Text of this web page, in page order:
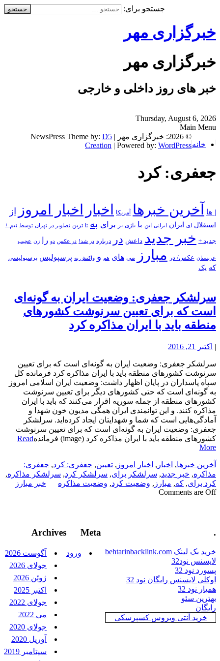
جستجو برای:
خبرگزاری مهر
خبرگزاری مهر
خبر های روز داخلی و خارجی
Thursday, August 6, 2026
Main Menu
خانه
جعفری: کرد
| ها آخرین خبرها آمریکا اخبار اخبار امروز از
استقلال ای ایران ایرانی این با بازی بر برای به تا ترین تصاویر در تهران توسط تیم +
جدید + خبر جدید داعش در درباره در شد! در عکس دو را زن عجیب
عربستان عکس/ در مبارز می های هم و واکنش به پرسپولیس پرسپولیسی
که یک
سرلشکر جعفری: وضعیت ایران به گونه‌ای
است که برای تعیین سرنوشت کشورهای
منطقه باید با ایران مذاکره کرد
| اکتبر 21, 2016
سرلشکر جعفری: وضعیت ایران به گونه‌ای است که برای تعیین
سرنوشت کشورهای منطقه باید با ایران مذاکره کرد فرمانده کل
سپاه پاسداران در پایان اظهار داشت: وضعیت ایران اسلامی امروز
به گونه‌ای است که حتی کشورهای دیگر برای تعیین سرنوشت
کشورهای منطقه از جمله سوریه اقرار می‌کنند که باید با ایران
مذاکره کنند. و این توانمندی ایران همگی مدیون خون شهدا و
آمادگی‌هایی است که شما و شهدایتان ایجاد کرده‌اید. سرلشکر
جعفری: وضعیت ایران به گونه‌ای است که برای تعیین سرنوشت
کشورهای منطقه باید با ایران مذاکره کرد (image) فرمانده
Read
More
آخرین خبرها, اخبار , اخبار امروز , تعیین, جعفری: کرد, جعفری:
مذاکره, خبر جدید, سرلشکر برای, سرلشکر کرد, سرلشکر مذاکره,
کرد برای, که, مبارز , وضعیت کرد, وضعیت مذاکره
خبر مبارز
Comments are Off
Archives
آگوست 2026
جولای 2026
ژوئن 2026
اکتبر 2025
جولای 2022
می 2022
جولای 2020
آوریل 2020
سپتامبر 2019
Meta
ورود
.
خرید بک لینک behtarinbacklink.com
لایسنس نود32
پسورد نود 32
اوکلی لایسنس رایگان نود 32
همیار نود 32
بهترین سئو
رایگان
خرید آنتی ویروس کسپرسکی
© 2026: خبرگزاری مهر | NewsPress Theme by:
D5
Creation | Powered by: WordPress